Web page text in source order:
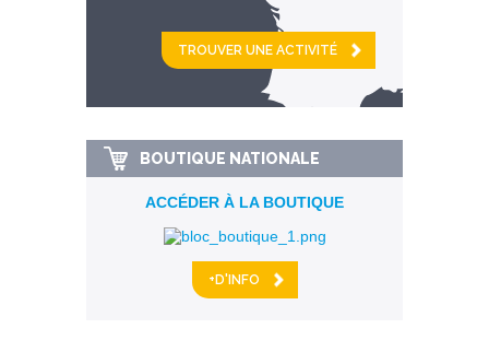
et
km alentour
BOUTIQUE NATIONALE
ACCÉDER À LA BOUTIQUE
+D'INFO